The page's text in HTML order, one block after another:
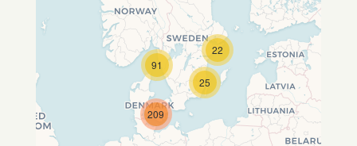
Travelers' Map wird geladen …
Wenn du dies siehst, nachdem
deine Seite vollständig geladen
wurde, fehlen leafletJS-Dateien.
22
25
209
91